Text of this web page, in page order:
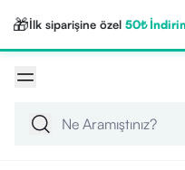
🎁İlk siparişine özel 50₺